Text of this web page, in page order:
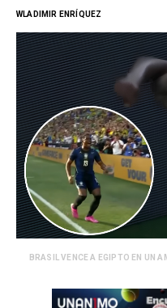
WLADIMIR ENRÍQUEZ
BRASIL VENCE A EGIPTO EN UN